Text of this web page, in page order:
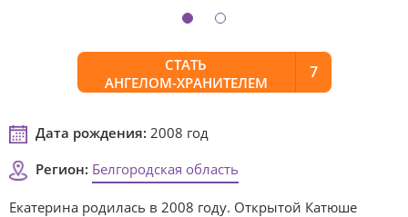
СТАТЬ
АНГЕЛОМ-ХРАНИТЕЛЕМ
7
Дата рождения: 2008 год
Регион: Белгородская область
Екатерина родилась в 2008 году. Открытой Катюше